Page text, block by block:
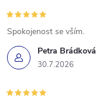
Petra Brádková
30.7.2026
Spokojenost se vším.